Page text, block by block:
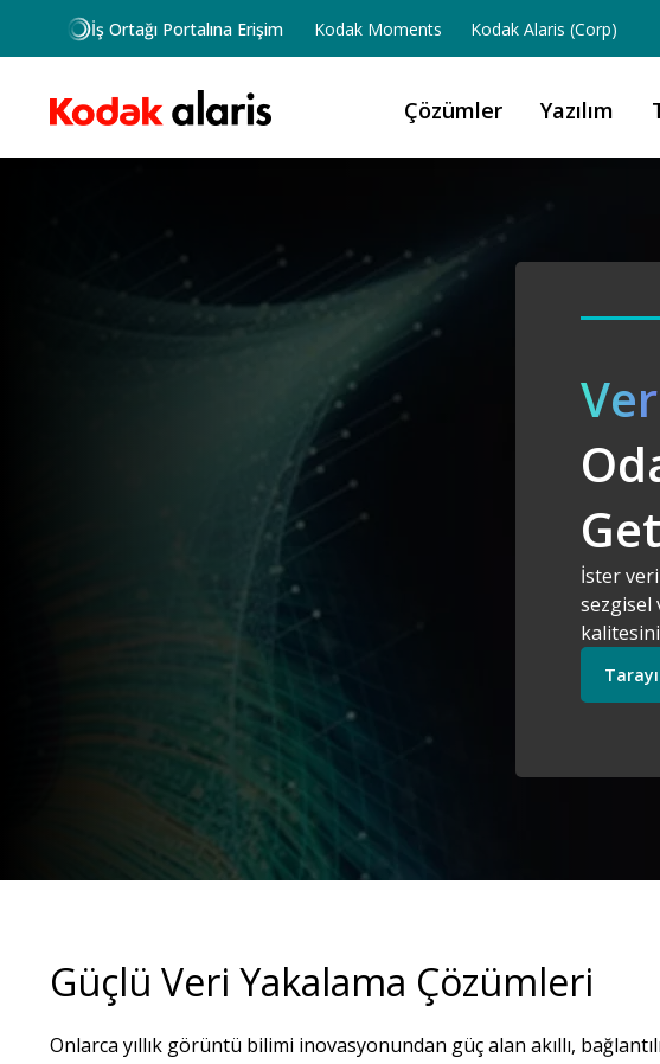
Ana içeriğe atla
İş Ortağı Portalına Erişim Kodak Moments Kodak Alaris (Corp)
Çözümler Yazılım
İster
sezgisel
AI
Güçlü Veri Yakalama Çözümleri
Onlarca yıllık görüntü bilimi inovasyonundan güç alan akıllı,